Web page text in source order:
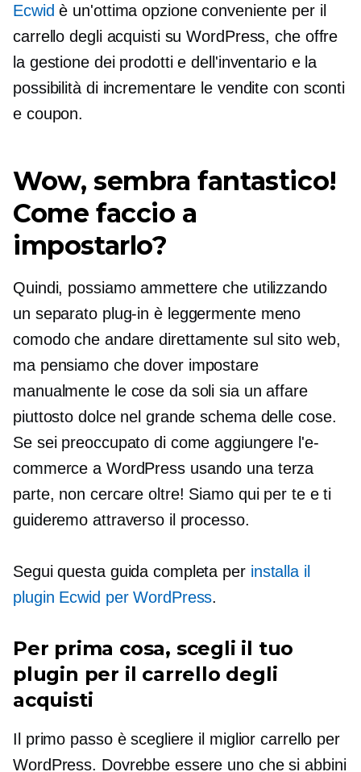
Ecwid è un'ottima opzione conveniente per il
carrello degli acquisti su WordPress, che offre
la gestione dei prodotti e dell'inventario e la
possibilità di incrementare le vendite con sconti
e coupon.
Wow, sembra fantastico!
Come faccio a
impostarlo?
Quindi, possiamo ammettere che utilizzando
un separato plug-in è leggermente meno
comodo che andare direttamente sul sito web,
ma pensiamo che dover impostare
manualmente le cose da soli sia un affare
piuttosto dolce nel grande schema delle cose.
Se sei preoccupato di come aggiungere l'e-
commerce a WordPress usando una terza
parte, non cercare oltre! Siamo qui per te e ti
guideremo attraverso il processo.
Segui questa guida completa per installa il
plugin Ecwid per WordPress.
Per prima cosa, scegli il tuo
plugin per il carrello degli
acquisti
Il primo passo è scegliere il miglior carrello per
WordPress. Dovrebbe essere uno che si abbini